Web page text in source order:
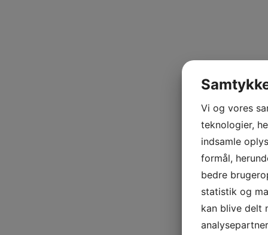
Vi og vores
teknologier,
indsamle
formål,
bedre
statistik og
kan blive delt